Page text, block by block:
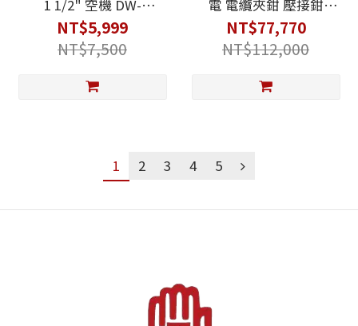
1 1/2" 空機 DW-
DCPR320B 空機
DCPR320
NT$5,999
NT$7,500
電 電纜夾鉗 壓接鉗
DCE300N 空機 DCE300
NT$77,770
NT$112,000
1 2 3 4 5